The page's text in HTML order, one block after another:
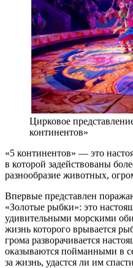
Цирковое
континентов»
«5 континентов» — это
в которой задействованы
разнообразие животных,
Впервые представлен
«Золотые рыбки»: это
удивительными морскими
жизнь которого врывается
грома разворачивается
оказываются пойманными в
за жизнь, удастся ли им